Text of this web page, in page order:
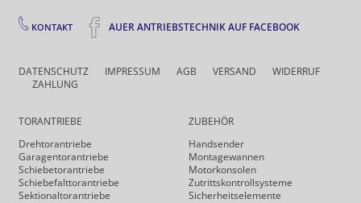
KONTAKT AUER ANTRIEBSTECHNIK AUF FACEBOOK
DATENSCHUTZ IMPRESSUM AGB VERSAND
WIDERRUF
ZAHLUNG
TORANTRIEBE
Drehtor­antriebe
Garagentorantriebe
Schiebetorantriebe
Schiebefalt­torantriebe
Sektionaltorantriebe
ZUBEHÖR
Handsender
Montagewannen
Motorkonsolen
Zutrittskontrollsysteme
Sicherheits­elemente